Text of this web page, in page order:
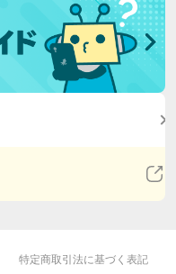
特定商取引法に基づく表記